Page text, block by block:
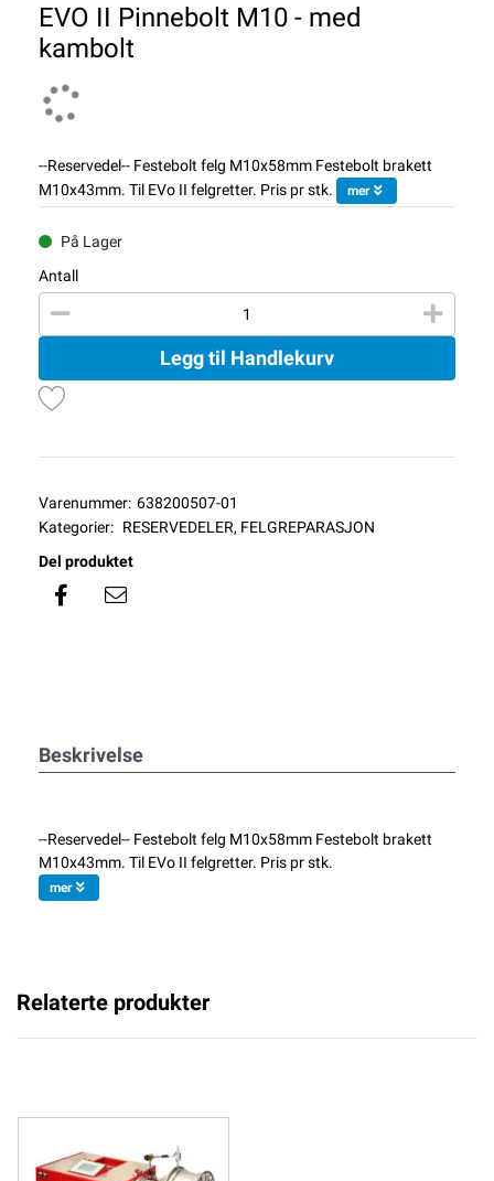
EVO II Pinnebolt M10 - med
kambolt
--Reservedel-- Festebolt felg M10x58mm Festebolt brakett
M10x43mm. Til EVo II felgretter. Pris pr stk.
mer
På Lager
Antall
Legg til Handlekurv
Varenummer: 638200507-01
Kategorier: RESERVEDELER, FELGREPARASJON
Del produktet
Beskrivelse
--Reservedel-- Festebolt felg M10x58mm Festebolt brakett
M10x43mm. Til EVo II felgretter. Pris pr stk.
mer
Relaterte produkter